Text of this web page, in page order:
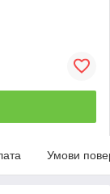
Умови